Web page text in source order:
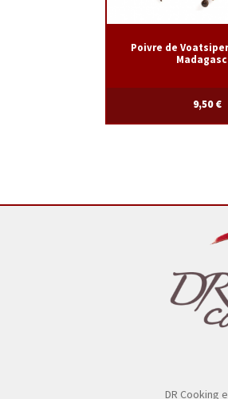
Poivre de
9,50€
DR Cooking